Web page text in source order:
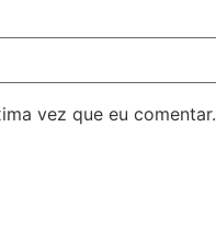
vez que eu comentar.